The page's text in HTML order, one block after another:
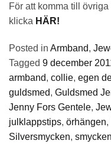
För att komma till
klicka HÄR!
Posted in Armband,
Tagged 9 december
armband, collie, egen
guldsmed, Guldsmed
Jenny Fors Gentele,
julklappstips, örhängen,
Silversmycken, smycken